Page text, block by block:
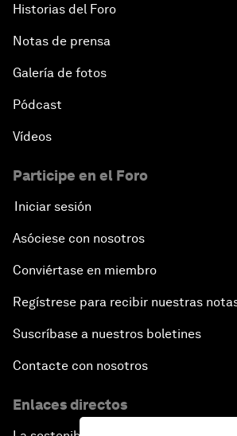
Historias del Foro
Notas de prensa
Galería de fotos
Pódcast
Vídeos
Participe en el Foro
Iniciar sesión
Asóciese con nosotros
Conviértase en miembro
Regístrese para recibir nuestras
Suscríbase a nuestros boletines
Contacte con nosotros
Enlaces directos